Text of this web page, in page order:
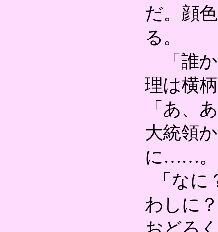
だ。顔
る。
「誰か
理は横
「あ、
大統領
に……。
「なに
わしに